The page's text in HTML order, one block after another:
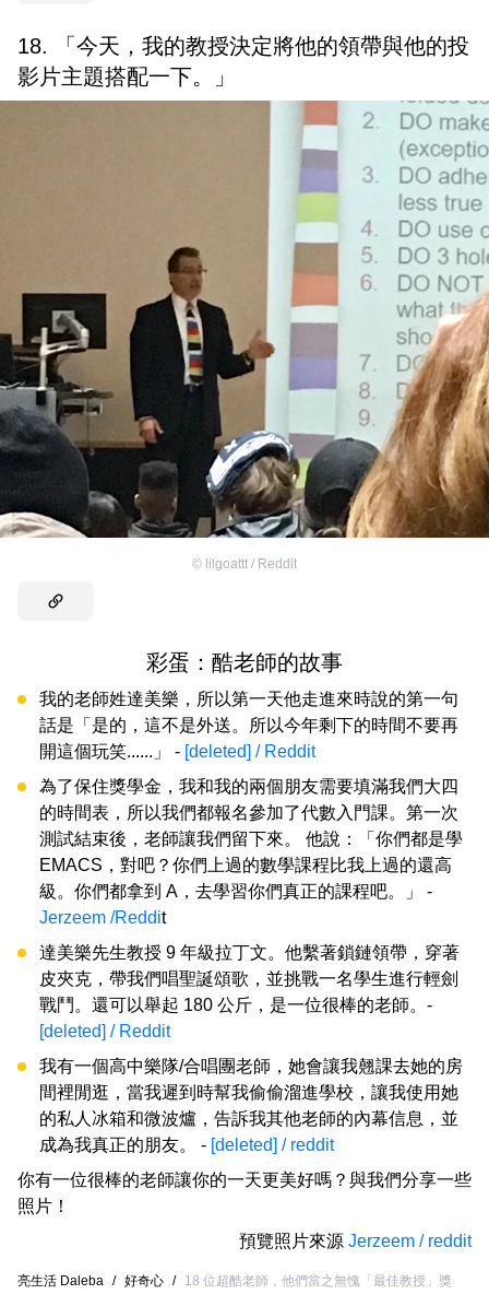
18. 「今天，我的教授決定將他的領帶與他的投
影片主題搭配一下。」
© lilgoattt / Reddit
彩蛋：酷老師的故事
我的老師姓達美樂，所以第一天他走進來時說的第一句
話是「是的，這不是外送。所以今年剩下的時間不要再
開這個玩笑......」 - [deleted] / Reddit
為了保住獎學金，我和我的兩個朋友需要填滿我們大四
的時間表，所以我們都報名參加了代數入門課。第一次
測試結束後，老師讓我們留下來。 他說：「你們都是學
EMACS，對吧？你們上過的數學課程比我上過的還高
級。你們都拿到 A，去學習你們真正的課程吧。」 -
Jerzeem /Reddit
達美樂先生教授 9 年級拉丁文。他繫著鎖鏈領帶，穿著
皮夾克，帶我們唱聖誕頌歌，並挑戰一名學生進行輕劍
戰鬥。還可以舉起 180 公斤，是一位很棒的老師。-
[deleted] / Reddit
我有一個高中樂隊/合唱團老師，她會讓我翹課去她的房
間裡閒逛，當我遲到時幫我偷偷溜進學校，讓我使用她
的私人冰箱和微波爐，告訴我其他老師的內幕信息，並
成為我真正的朋友。 - [deleted] / reddit
你有一位很棒的老師讓你的一天更美好嗎？與我們分享一些
照片！
預覽照片來源 Jerzeem / reddit
亮生活 Daleba / 好奇心 / 18 位超酷老師，他們當之無愧「最佳教授」獎